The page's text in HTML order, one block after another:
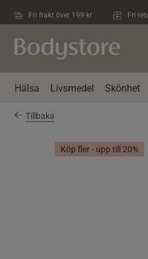
Fri frakt över 199 kr Fri
Hälsa Livsmedel Skönhet
Tillbaka
Köp fler - upp till 20%